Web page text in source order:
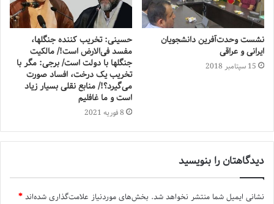
نشست وحدت‌آفرین دانشجویان
ایرانی و عراقی
15 سپتامبر 2018
حسینی: تخریب کننده جنگلها،
مفسد فی‌الارض است!/ مالکیت
جنگلها با دولت است/ برجی: مگر با
تخریب یک درخت، افساد صورت
می‌گیرد؟!/ منابع نقلی بسیار زیاد
است و ما غافلیم
8 فوریه 2021
دیدگاهتان را بنویسید
نشانی ایمیل شما منتشر نخواهد شد. بخش‌های موردنیاز علامت‌گذاری شده‌اند*